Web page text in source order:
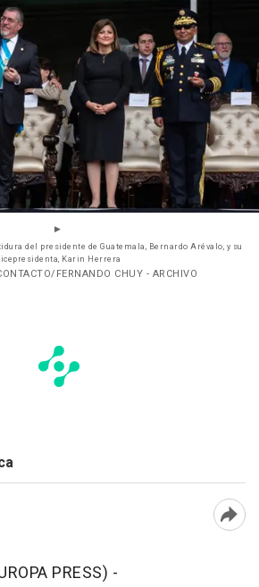
del presidente de Guatemala, Bernardo Arévalo, y su
Karin Herrera
FERNANDO CHUY - ARCHIVO
PRESS) -